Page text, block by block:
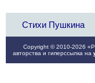
Стихи Пушкина
Copyright © 2010-2026
авторства и гиперссылка на